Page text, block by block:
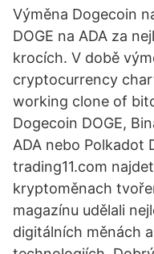
Výměna Dogecoin
DOGE na ADA za
krocích. V době
cryptocurrency
working clone of
Dogecoin DOGE,
ADA nebo Polkadot
trading11.com
kryptoměnach
magazínu udělali
digitálních měnách